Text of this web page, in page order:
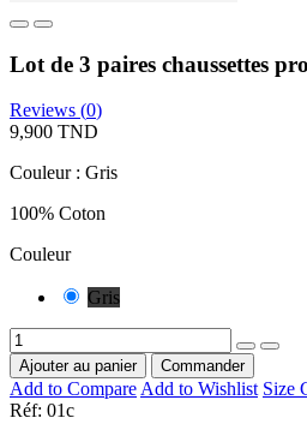
Lot de 3 paires chaussettes
Reviews (0)
9,900 TND
Couleur : Gris
100% Coton
Couleur
Gris
Ajouter au panier Commander
Add to CompareAdd to Wishlist Size
Réf: 01c